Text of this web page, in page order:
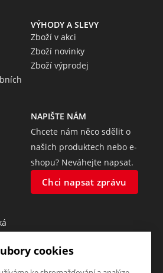
VÝHODY A SLEVY
Zboží v akci
Zboží novinky
Zboží výprodej
NAPIŠTE NÁM
Chcete nám něco sdělit o
našich produktech nebo e-
shopu? Neváhejte napsat.
Chci napsat zprávu
u
cookies